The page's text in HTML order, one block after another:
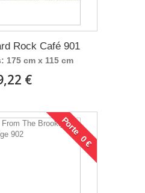
Rock Café 901
175 cm x 115 cm
€
Porte 0 €